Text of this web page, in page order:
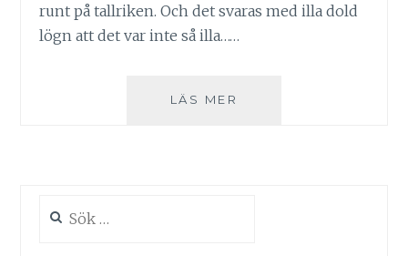
runt på tallriken. Och det svaras med illa dold
lögn att det var inte så illa……
LÄS MER
efter: